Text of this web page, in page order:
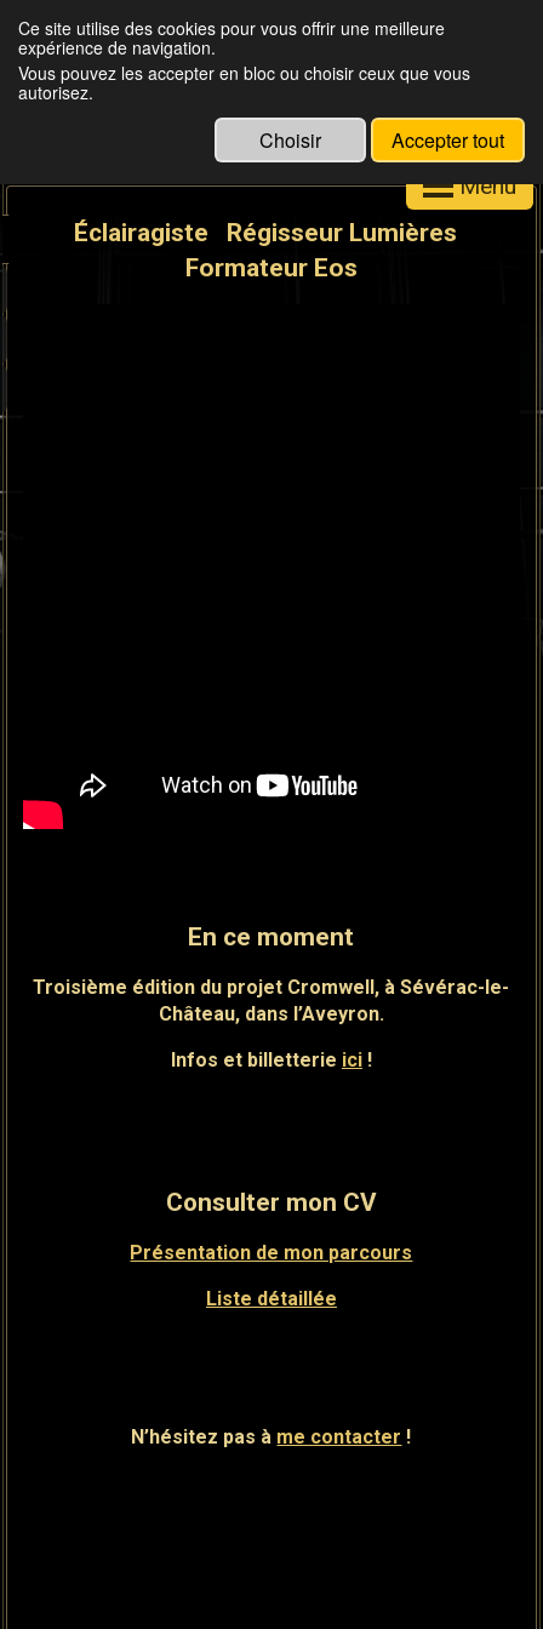
Julien Louisgrand
Menu
Éclairagiste Régisseur Lumières
Formateur Eos
En ce moment
Troisième édition du projet Cromwell, à Sévérac-le-
Château, dans l’Aveyron.
Infos et billetterie ici!
Consulter mon CV
Présentation de mon parcours
Liste détaillée
N’hésitez pas à me contacter !
Ce site utilise des cookies pour vous offrir une meilleure
expérience de navigation.
Vous pouvez les accepter en bloc ou choisir ceux que vous
autorisez.
Choisir Accepter tout